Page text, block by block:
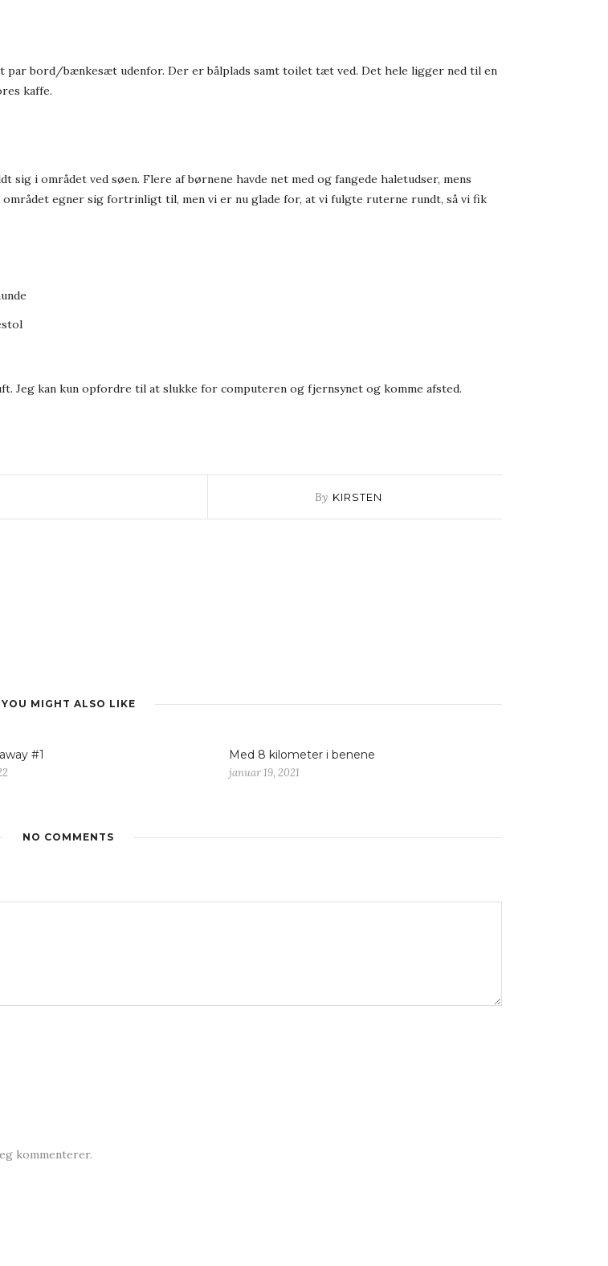
par bord/bænkesæt udenfor. Der er bålplads samt toilet tæt ved. Det hele ligger ned til en
kaffe.
sig i området ved søen. Flere af børnene havde net med og fangede haletudser, mens
egner sig fortrinligt til, men vi er nu glade for, at vi fulgte ruterne rundt, så vi fik
Jeg kan kun opfordre til at slukke for computeren og fjernsynet og komme afsted.
By KIRSTEN
YOU MIGHT ALSO LIKE
#1 Med 8 kilometer i benene
januar 19, 2021
NO COMMENTS
kommenterer.